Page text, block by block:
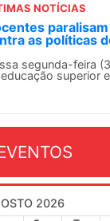
NOTÍCIAS
ANDES-SN
Solidariedade
13 de agosto
O ANDES-SN
2026